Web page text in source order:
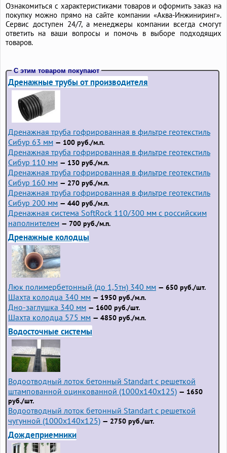
Ознакомиться с характеристиками товаров и оформить заказ на
покупку можно прямо на сайте компании «Аква-Инжиниринг».
Сервис доступен 24/7, а менеджеры компании всегда смогут
ответить на ваши вопросы и помочь в выборе подходящих
товаров.
С этим товаром покупают
Дренажные трубы от производителя
Дренажная труба гофрированная в фильтре геотекстиль
Сибур 63 мм — 100 руб./м.п.
Дренажная труба гофрированная в фильтре геотекстиль
Сибур 110 мм — 130 руб./м.п.
Дренажная труба гофрированная в фильтре геотекстиль
Сибур 160 мм — 270 руб./м.п.
Дренажная труба гофрированная в фильтре геотекстиль
Сибур 200 мм — 440 руб./м.п.
Дренажная система SoftRock 110/300 мм с российским
наполнителем — 700 руб./м.п.
Дренажные колодцы
Люк полимербетонный (до 1,5тн) 340 мм — 650 руб./шт.
Шахта колодца 340 мм — 1950 руб./м.п.
Дно-заглушка 340 мм — 1600 руб./шт.
Шахта колодца 575 мм — 4850 руб./м.п.
Водосточные системы
Водоотводный лоток бетонный Standart с решеткой
штампованной оцинкованной (1000x140x125) — 1650
руб./шт.
Водоотводный лоток бетонный Standart с решеткой
чугунной (1000x140x125) — 2750 руб./шт.
Дождеприемники